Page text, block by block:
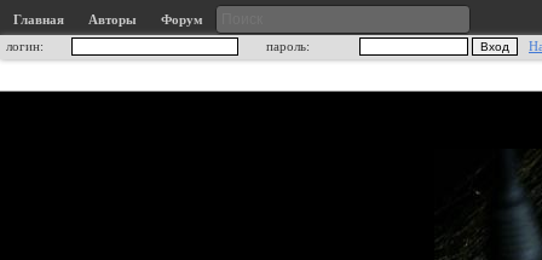
Главная Авторы
Форум
логин:
пароль: